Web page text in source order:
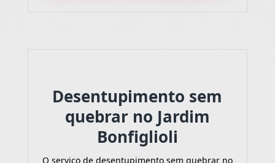
Desentupimento sem
quebrar no Jardim
Bonfiglioli
O serviço de desentupimento sem quebrar no